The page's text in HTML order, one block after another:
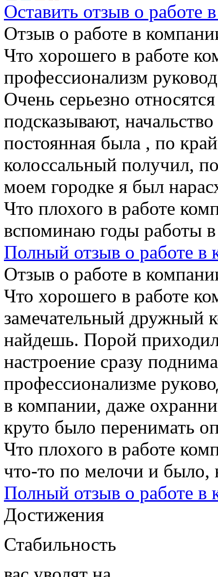
Оставить отзыв о работе
Отзыв о работе в
Что хорошего в работе
профессионализм
Очень серьезно
подсказывают,
постоянная была , по
колоссальный получил,
моем городке я был
Что плохого в работе
вспоминаю годы работы в
Полный отзыв о работе в
Отзыв о работе в
Что хорошего в работе
замечательный дружный
найдешь. Порой
настроение сразу
профессионализме
в компании, даже
круто было перенимать
Что плохого в работе
что-то по мелочи и было,
Полный отзыв о работе в
Достижения
Стабильность